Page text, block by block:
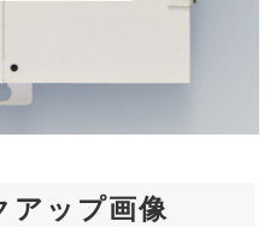
アップ画像